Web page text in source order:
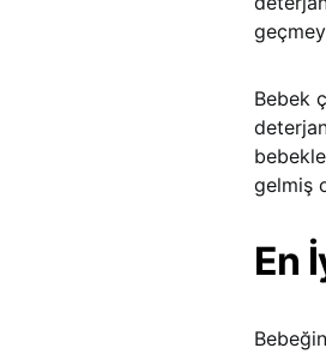
Bebek
gelmiş
En